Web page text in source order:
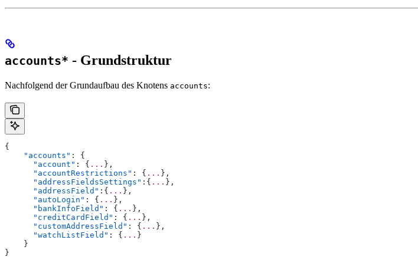
accounts* - Grundstruktur
Nachfolgend der Grundaufbau des Knotens accounts:
{
    "accounts"
: {
      "account"
: { ... },
      "accountRestrictions"
: { ... },
      "addressFieldsSettings"
:{ ... },
      "addressField"
:{ ... },
      "autoLogin"
: { ... },
      "bankInfoField"
: { ... },
      "creditCardField"
: { ... },
      "customAddressField"
: { ... },
      "watchListField"
: { ... }
    }
}